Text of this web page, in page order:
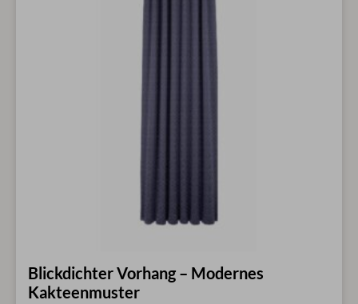
Blickdichter Vorhang – Modernes
Kakteenmuster